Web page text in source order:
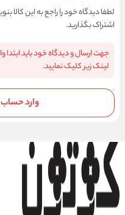
لطفا دیدگاه خود را راجع به این کالا
اشتراک بگذارید.
جهت ارسال و دیدگاه خود باید
لینک زیر کلیک نمایید.
وارد